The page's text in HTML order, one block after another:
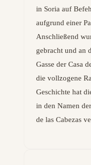
in Soria auf
aufgrund einer
Anschließend
gebracht und an
Gasse der Casa
die vollzogene
Geschichte hat
in den Namen
de las Cabezas